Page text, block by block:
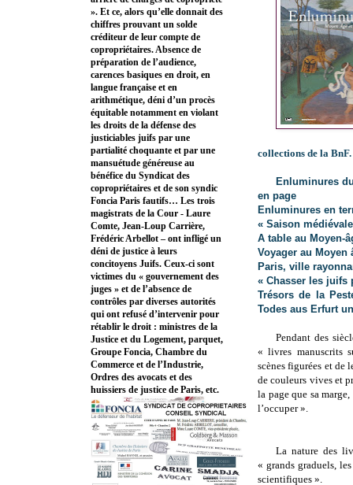
collections de la BnF.
Enluminures
en page
Enluminures en
« Saison
A table au Moyen-
Voyager au Moyen
Paris, ville
« Chasser les juifs
Trésors de la
Todes aus Erfurt
Pendant des
«livres manuscrits
scènes figurées et de
de couleurs vives et
la page que sa
l’occuper ».
La nature des
« grands graduels,
scientifiques ».
». Et ce, alors qu’elle donnait des
chiffres prouvant un solde
créditeur de leur compte de
copropriétaires. Absence de
préparation de l’audience,
carences basiques en droit, en
langue française et en
arithmétique, déni d’un procès
équitable notamment en violant
les droits de la défense des
justiciables juifs par une
partialité choquante et par une
mansuétude généreuse au
bénéfice du Syndicat des
copropriétaires et de son syndic
Foncia Paris fautifs… Les trois
magistrats de la Cour - Laure
Comte, Jean-Loup Carrière,
Frédéric Arbellot – ont infligé un
déni de justice à leurs
concitoyens Juifs. Ceux-ci sont
victimes du « gouvernement des
juges » et de l’absence de
contrôles par diverses autorités
qui ont refusé d’intervenir pour
rétablir le droit : ministres de la
Justice et du Logement, parquet,
Groupe Foncia, Chambre du
Commerce et de l’Industrie,
Ordres des avocats et des
huissiers de justice de Paris, etc.